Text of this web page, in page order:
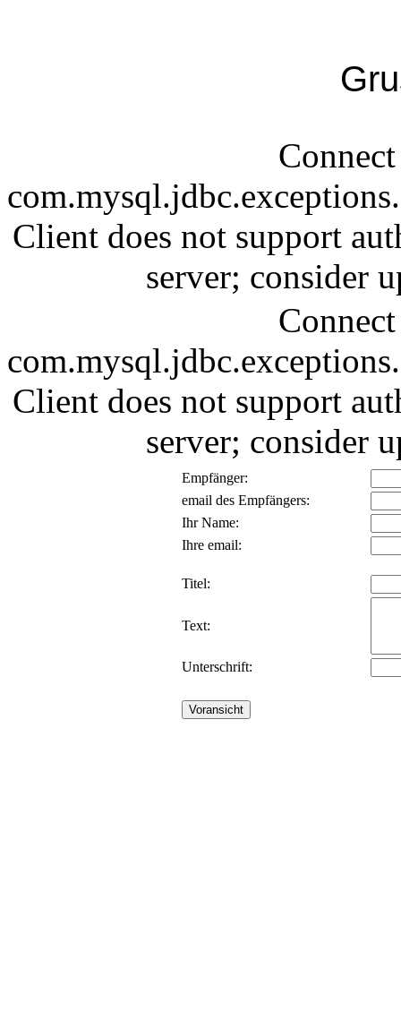
Client does not support
server; consider
Client does not support
server; consider
Empfänger:
email des Empfängers:
Ihr Name:
Ihre email:
Titel:
Text:
Unterschrift: